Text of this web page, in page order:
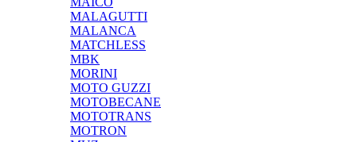
MALAGUTTI
MALANCA
MATCHLESS
MBK
MORINI
MOTO GUZZI
MOTOBECANE
MOTOTRANS
MOTRON